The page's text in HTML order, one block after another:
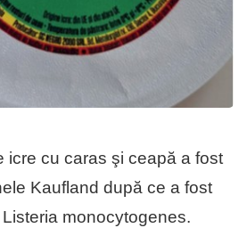
icre cu caras şi ceapă a fost
Kaufland după ce a fost
monocytogenes.